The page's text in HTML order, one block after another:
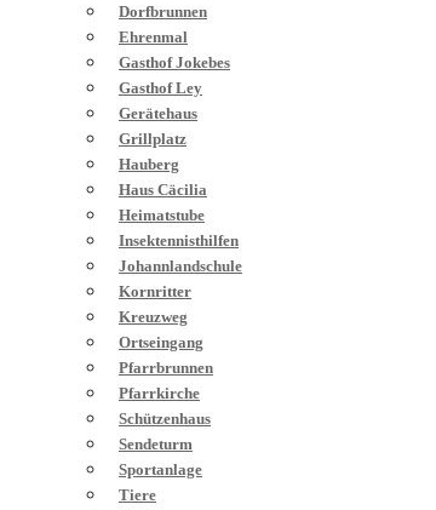
Dorfbrunnen
Ehrenmal
Gasthof Jokebes
Gasthof Ley
Gerätehaus
Grillplatz
Hauberg
Haus Cäcilia
Heimatstube
Insektennisthilfen
Johannlandschule
Kornritter
Kreuzweg
Ortseingang
Pfarrbrunnen
Pfarrkirche
Schützenhaus
Sendeturm
Sportanlage
Tiere